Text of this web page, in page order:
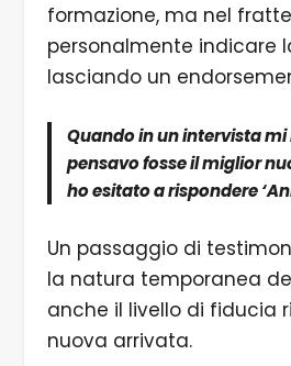
formazione, ma nel
personalmente indicare
lasciando un
Quando in un intervista
pensavo fosse il miglior
ho esitato a rispondere
Un passaggio di
la natura temporanea
anche il livello di fiducia
nuova arrivata.